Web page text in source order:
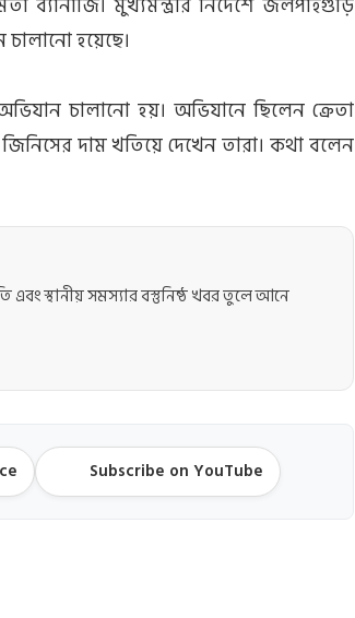
হয়েছে।
চালানো হয়। অভিযানে ছিলেন ক্রেতা
দাম খতিয়ে দেখেন তারা। কথা বলেন
এবং স্থানীয় সমস্যার বস্তুনিষ্ঠ খবর তুলে আনে
Subscribe on YouTube